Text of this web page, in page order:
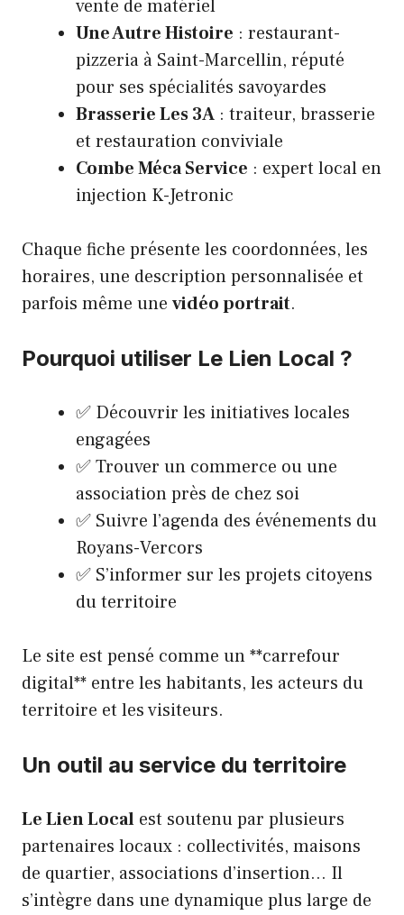
vente de matériel
Une Autre Histoire : restaurant-
pizzeria à Saint-Marcellin, réputé
pour ses spécialités savoyardes
Brasserie Les 3A : traiteur, brasserie
et restauration conviviale
Combe Méca Service : expert local en
injection K-Jetronic
Chaque fiche présente les coordonnées, les
horaires, une description personnalisée et
parfois même une vidéo portrait.
Pourquoi utiliser Le Lien Local ?
✅ Découvrir les initiatives locales
engagées
✅ Trouver un commerce ou une
association près de chez soi
✅ Suivre l’agenda des événements du
Royans-Vercors
✅ S’informer sur les projets citoyens
du territoire
Le site est pensé comme un **carrefour
digital** entre les habitants, les acteurs du
territoire et les visiteurs.
Un outil au service du territoire
Le Lien Local est soutenu par plusieurs
partenaires locaux : collectivités, maisons
de quartier, associations d’insertion… Il
s’intègre dans une dynamique plus large de